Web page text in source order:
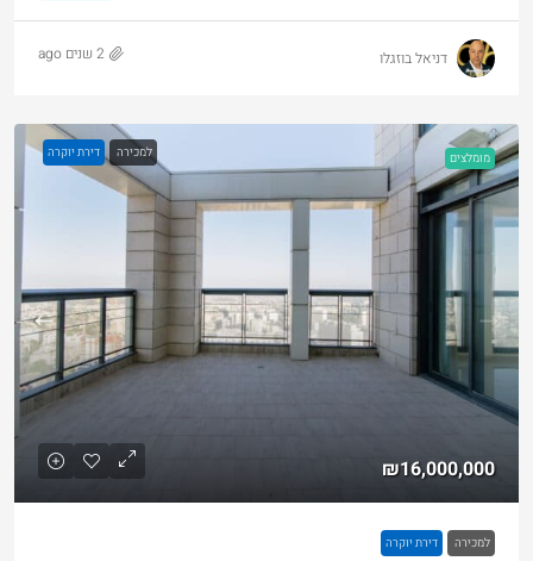
דניאל בוזגלו 2 שנים ago
מומלצים למכירה דירת יוקרה
₪16,000,000
למכירה דירת יוקרה